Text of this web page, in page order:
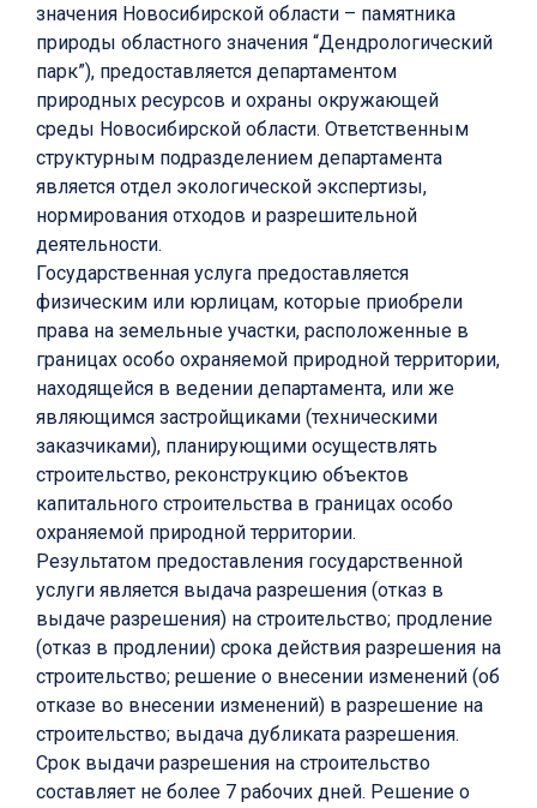
значения Новосибирской области – памятника
природы областного значения “Дендрологический
парк”), предоставляется департаментом
природных ресурсов и охраны окружающей
среды Новосибирской области. Ответственным
структурным подразделением департамента
является отдел экологической экспертизы,
нормирования отходов и разрешительной
деятельности.
Государственная услуга предоставляется
физическим или юрлицам, которые приобрели
права на земельные участки, расположенные в
границах особо охраняемой природной территории,
находящейся в ведении департамента, или же
являющимся застройщиками (техническими
заказчиками), планирующими осуществлять
строительство, реконструкцию объектов
капитального строительства в границах особо
охраняемой природной территории.
Результатом предоставления государственной
услуги является выдача разрешения (отказ в
выдаче разрешения) на строительство; продление
(отказ в продлении) срока действия разрешения на
строительство; решение о внесении изменений (об
отказе во внесении изменений) в разрешение на
строительство; выдача дубликата разрешения.
Срок выдачи разрешения на строительство
составляет не более 7 рабочих дней. Решение о